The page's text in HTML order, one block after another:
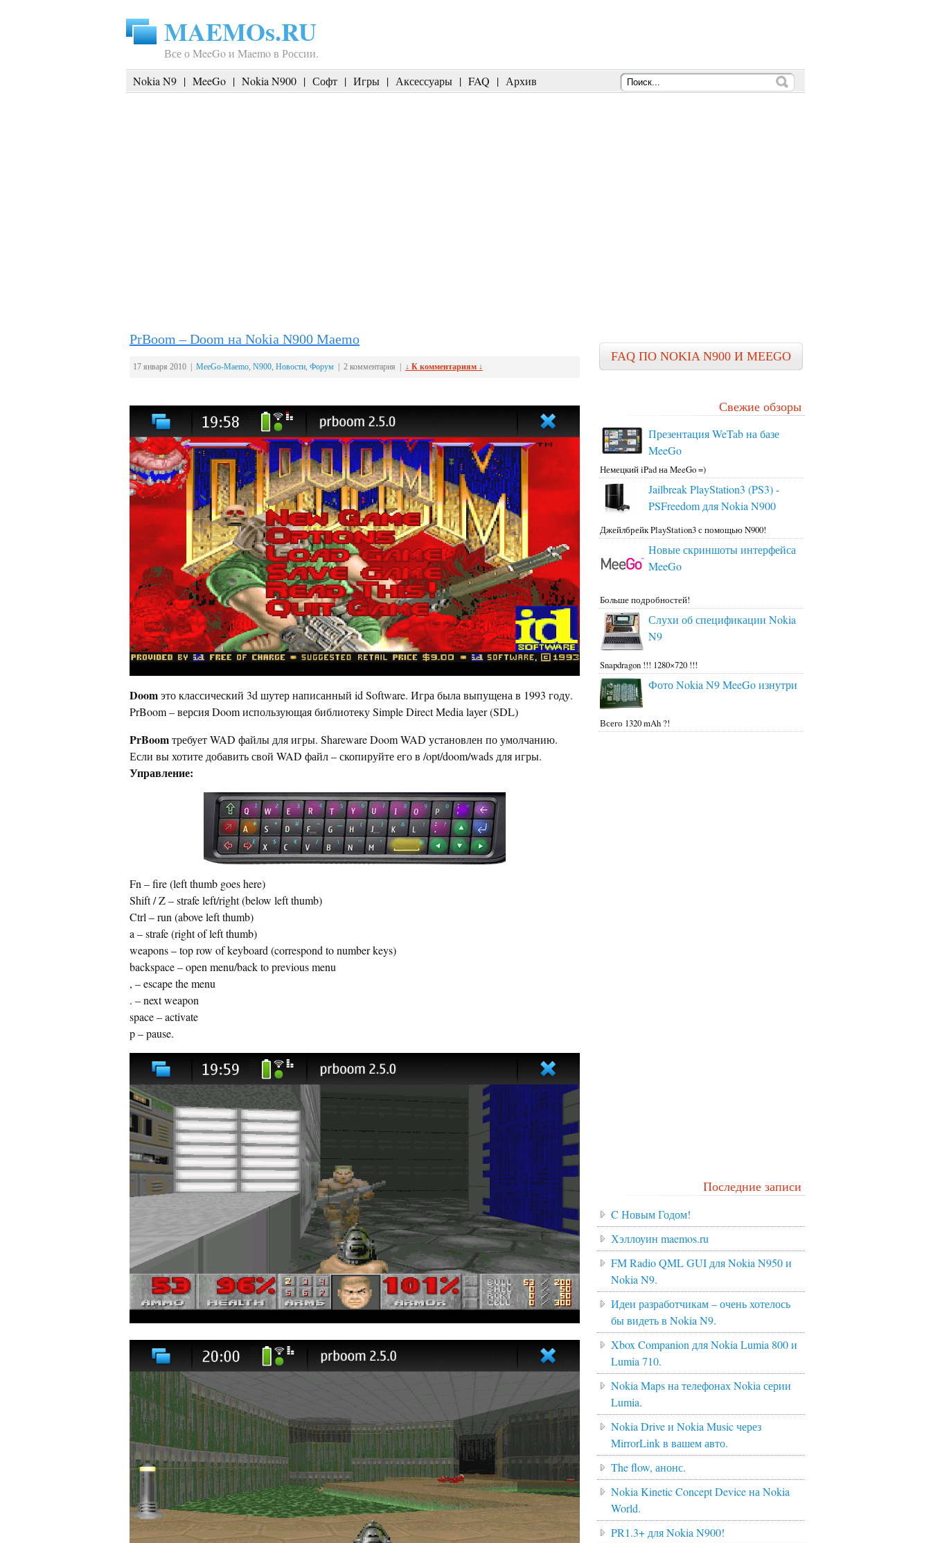
MAEMOs.RU
Все о MeeGo и Maemo в России.
Nokia N9 | MeeGo | Nokia N900 | Софт | Игры | Аксессуары | FAQ | Архив
PrBoom – Doom на Nokia N900 Maemo
17 января 2010 | MeeGo-Maemo, N900, Новости, Форум | 2 комментария | ↓ К комментариям ↓
Doomэто классический 3d шутер написанный id Software. Игра была выпущена в 1993 году.
PrBoom – версия Doom использующая библиотеку Simple Direct Media layer (SDL)
PrBoomтребует WAD файлы для игры. Shareware Doom WAD установлен по умолчанию.
Если вы хотите добавить свой WAD файл – скопируйте его в /opt/doom/wads для игры.
Управление:
Fn – fire (left thumb goes here)
Shift / Z – strafe left/right (below left thumb)
Ctrl – run (above left thumb)
a – strafe (right of left thumb)
weapons – top row of keyboard (correspond to number keys)
backspace – open menu/back to previous menu
, – escape the menu
. – next weapon
space – activate
p – pause.
FAQ ПО NOKIA N900 И MEEGO
Свежие обзоры
Презентация WeTab на базе
MeeGo
Немецкий iPad на MeeGo =)
Jailbreak PlayStation3 (PS3) -
PSFreedom для Nokia N900
Джейлбрейк PlayStation3 с помощью N900!
Новые скриншоты интерфейса
MeeGo
Больше подробностей!
Слухи об спецификации Nokia
N9
Snapdragon !!! 1280×720 !!!
Фото Nokia N9 MeeGo изнутри
Всего 1320 mAh ?!
Последние записи
C Новым Годом!
Хэллоуин maemos.ru
FM Radio QML GUI для Nokia N950 и
Nokia N9.
Идеи разработчикам – очень хотелось
бы видеть в Nokia N9.
Xbox Companion для Nokia Lumia 800 и
Lumia 710.
Nokia Maps на телефонах Nokia серии
Lumia.
Nokia Drive и Nokia Music через
MirrorLink в вашем авто.
The flow, анонс.
Nokia Kinetic Concept Device на Nokia
World.
PR1.3+ для Nokia N900!